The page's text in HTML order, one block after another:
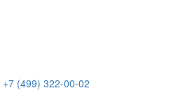
+7 (499) 322-00-02